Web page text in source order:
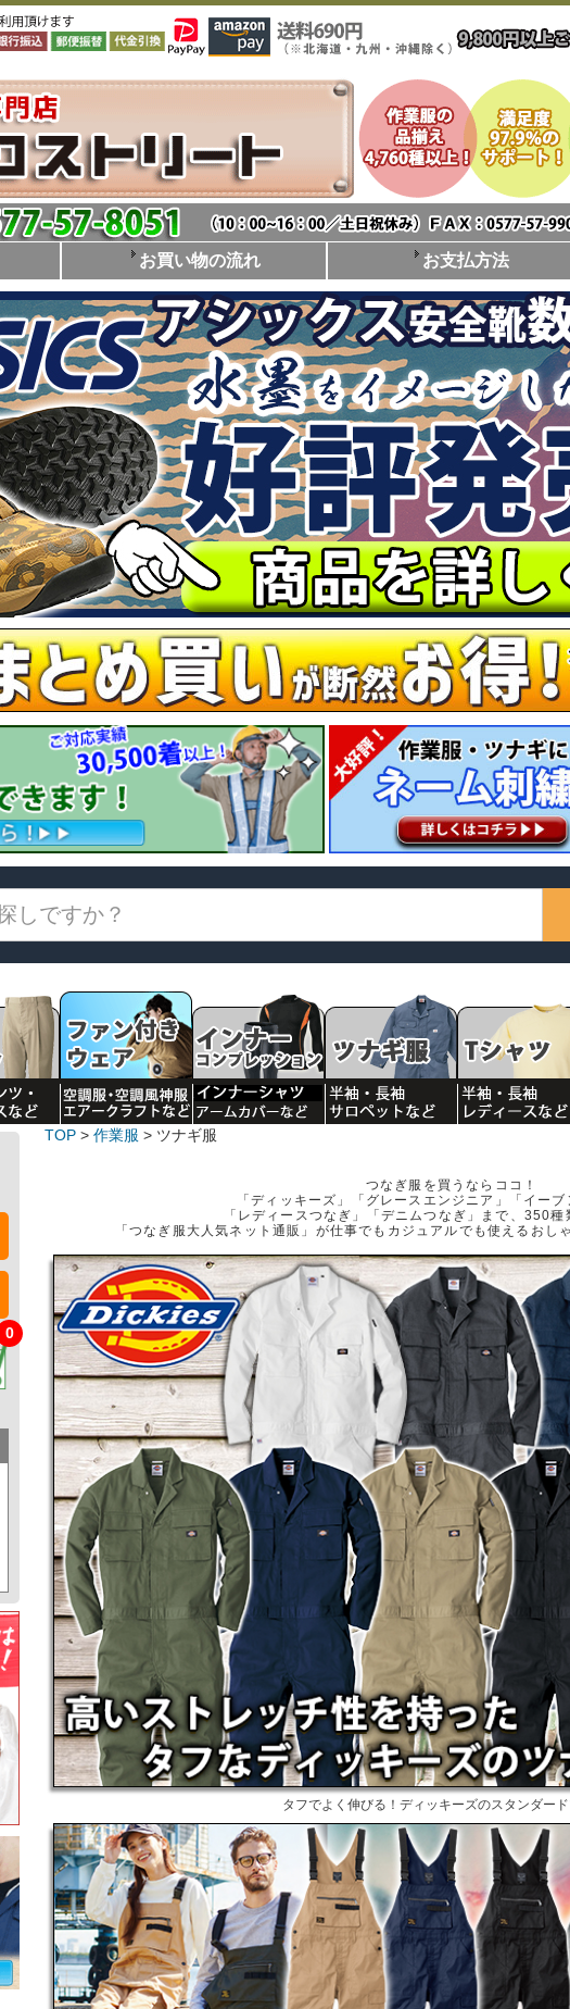
お買い物の流れ お支払方法
0
TOP 作業服 ツナギ服
つなぎ服を買うならココ！
「ディッキーズ」「グレースエンジニア」「イー
「レディースつなぎ」「デニムつなぎ」まで、350
「つなぎ服大人気ネット通販」が仕事でもカジュアルでも使えるおし
タフでよく伸びる！ディッキーズのスタンダー